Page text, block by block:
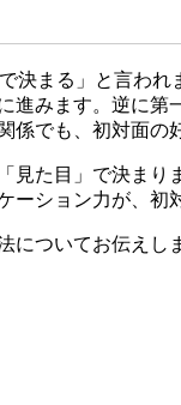
決まる」と言わ
進みます。逆に第
係でも、初対面の
見た目」で決ま
ーション力が、初
についてお伝えし